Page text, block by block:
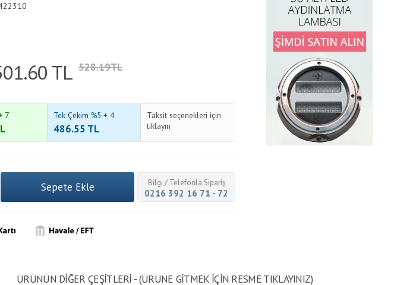
TL 528.19TL
7 Tek Çekim %5 + 4
486.55 TL
Taksit seçenekleri için
tıklayın
Bilgi / Telefonla Sipariş
0216 392 16 71 - 72
ÜRÜNÜN DİĞER ÇEŞİTLERİ - (ÜRÜNE GITMEK IÇIN RESME TIKLAYINIZ)